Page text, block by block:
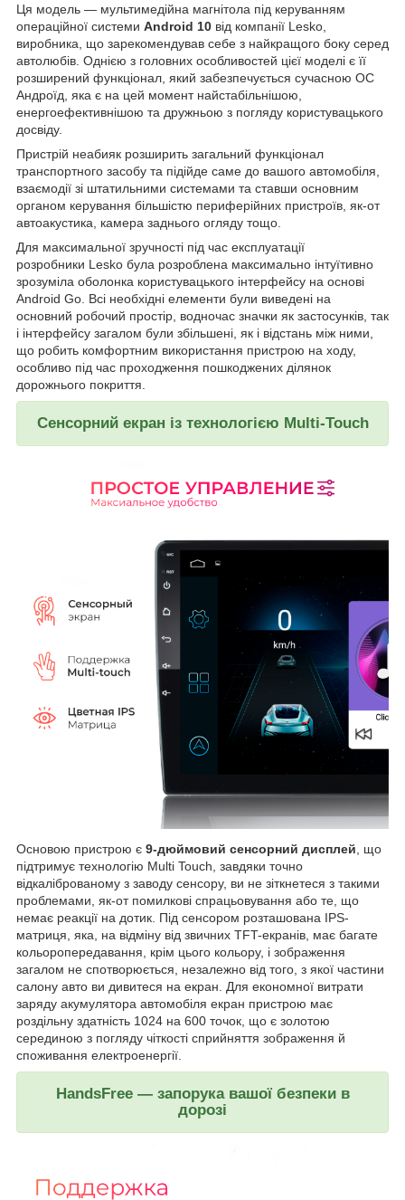
Ця модель — мультимедійна магнітола під керуванням
операційної системи Android 10 від компанії Lesko,
виробника, що зарекомендував себе з найкращого боку серед
автолюбів. Однією з головних особливостей цієї моделі є її
розширений функціонал, який забезпечується сучасною ОС
Андроїд, яка є на цей момент найстабільнішою,
енергоефективнішою та дружньою з погляду користувацького
досвіду.
Пристрій неабияк розширить загальний функціонал
транспортного засобу та підійде саме до вашого автомобіля,
взаємодії зі штатильними системами та ставши основним
органом керування більшістю периферійних пристроїв, як-от
автоакустика, камера заднього огляду тощо.
Для максимальної зручності під час експлуатації
розробники Lesko була розроблена максимально інтуїтивно
зрозуміла оболонка користувацького інтерфейсу на основі
Android Go. Всі необхідні елементи були виведені на
основний робочий простір, водночас значки як застосунків, так
і інтерфейсу загалом були збільшені, як і відстань між ними,
що робить комфортним використання пристрою на ходу,
особливо під час проходження пошкоджених ділянок
дорожнього покриття.
Сенсорний екран із технологією Multi-Touch
Основою пристрою є 9-дюймовий сенсорний дисплей, що
підтримує технологію Multi Touch, завдяки точно
відкаліброваному з заводу сенсору, ви не зіткнетеся з такими
проблемами, як-от помилкові спрацьовування або те, що
немає реакції на дотик. Під сенсором розташована IPS-
матриця, яка, на відміну від звичних TFT-екранів, має багате
кольоропередавання, крім цього кольору, і зображення
загалом не спотворюється, незалежно від того, з якої частини
салону авто ви дивитеся на екран. Для економної витрати
заряду акумулятора автомобіля екран пристрою має
роздільну здатність 1024 на 600 точок, що є золотою
серединою з погляду чіткості сприйняття зображення й
споживання електроенергії.
HandsFree — запорука вашої безпеки в
дорозі